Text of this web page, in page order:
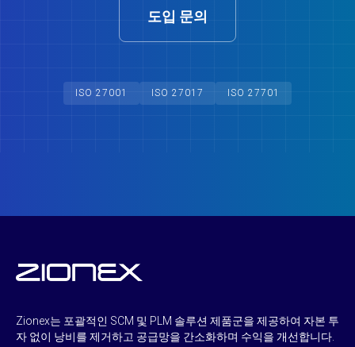
도입 문의
ISO 27001 ISO 27017 ISO 27701
Zionex는 포괄적인 SCM 및 PLM 솔루션 제품군을 제공하여 자본 투
자 없이 낭비를 제거하고 공급망을 간소화하며 수익을 개선합니다.